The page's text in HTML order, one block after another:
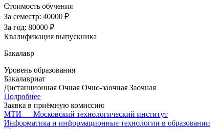
Стоимость обучения
За семестр: 40000 ₽
За год: 80000 ₽
Квалификация выпускника
Бакалавр
Уровень образования
Бакалавриат
Дистанционная Очная Очно-заочная Заочная
Подробнее
Заявка в приёмную комиссию
МТИ — Московский технологический институт
Информатика и информационные технологии в образовании